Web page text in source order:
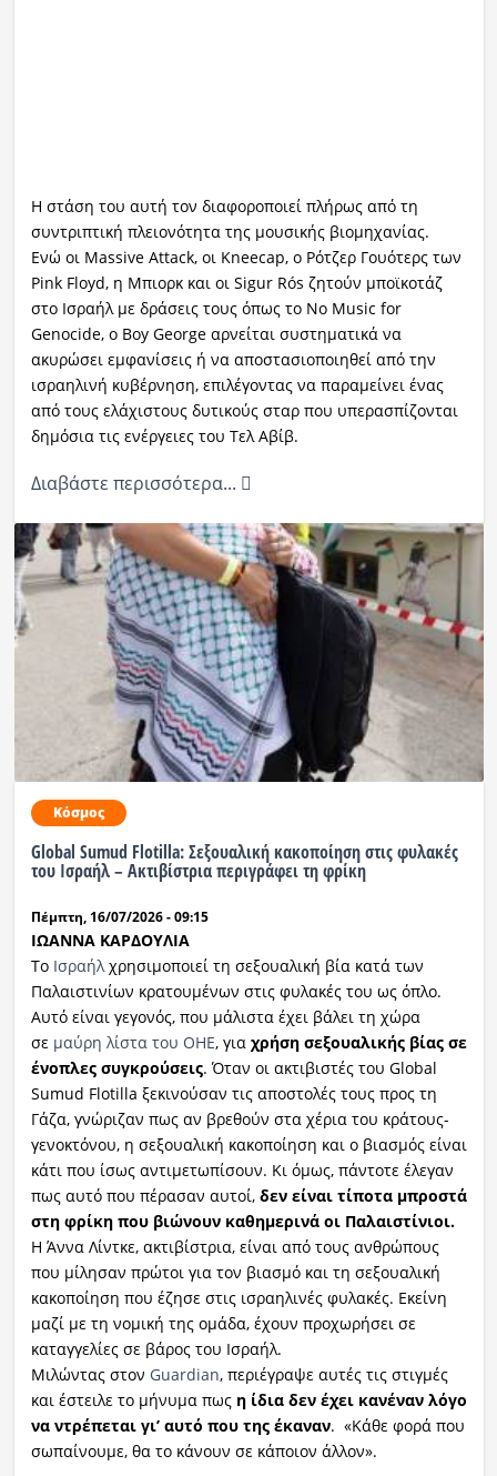
Η στάση του αυτή τον διαφοροποιεί πλήρως από τη
συντριπτική πλειονότητα της μουσικής βιομηχανίας.
Ενώ οι Massive Attack, οι Kneecap, ο Ρότζερ Γουότερς των
Pink Floyd, η Μπιορκ και οι Sigur Rós ζητούν μποϊκοτάζ
στο Ισραήλ με δράσεις τους όπως το No Music for
Genocide, ο Boy George αρνείται συστηματικά να
ακυρώσει εμφανίσεις ή να αποστασιοποιηθεί από την
ισραηλινή κυβέρνηση, επιλέγοντας να παραμείνει ένας
από τους ελάχιστους δυτικούς σταρ που υπερασπίζονται
δημόσια τις ενέργειες του Τελ Αβίβ.
Διαβάστε περισσότερα...
Κόσμος
Global Sumud Flotilla: Σεξουαλική κακοποίηση στις φυλακές
του Ισραήλ – Ακτιβίστρια περιγράφει τη φρίκη
Πέμπτη, 16/07/2026 - 09:15
ΙΩΑΝΝΑ ΚΑΡΔΟΥΛΙΑ
Το Ισραήλχρησιμοποιεί τη σεξουαλική βία κατά των
Παλαιστινίων κρατουμένων στις φυλακές του ως όπλο.
Αυτό είναι γεγονός, που μάλιστα έχει βάλει τη χώρα
σε μαύρη λίστα του ΟΗΕ, για χρήση σεξουαλικής βίας σε
ένοπλες συγκρούσεις. Όταν οι ακτιβιστές του Global
Sumud Flotilla ξεκινούσαν τις αποστολές τους προς τη
Γάζα, γνώριζαν πως αν βρεθούν στα χέρια του κράτους-
γενοκτόνου, η σεξουαλική κακοποίηση και ο βιασμός είναι
κάτι που ίσως αντιμετωπίσουν. Κι όμως, πάντοτε έλεγαν
πως αυτό που πέρασαν αυτοί,δεν είναι τίποτα μπροστά
στη φρίκη που βιώνουν καθημερινά οι Παλαιστίνιοι.
Η Άννα Λίντκε, ακτιβίστρια, είναι από τους ανθρώπους
που μίλησαν πρώτοι για τον βιασμό και τη σεξουαλική
κακοποίηση που έζησε στις ισραηλινές φυλακές. Εκείνη
μαζί με τη νομική της ομάδα, έχουν προχωρήσει σε
καταγγελίες σε βάρος του Ισραήλ.
Μιλώντας στον Guardian, περιέγραψε αυτές τις στιγμές
και έστειλε το μήνυμα πωςη ίδια δεν έχει κανέναν λόγο
να ντρέπεται γι’ αυτό που της έκαναν. «Κάθε φορά που
σωπαίνουμε, θα το κάνουν σε κάποιον άλλον».